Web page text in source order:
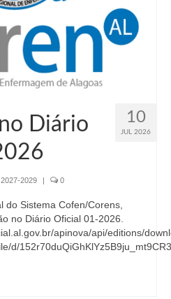
10
JUL 2026
Diário
2029 | 0
do Sistema Cofen/Corens,
no Diário Oficial 01-2026.
apinova/api/editions/
d/